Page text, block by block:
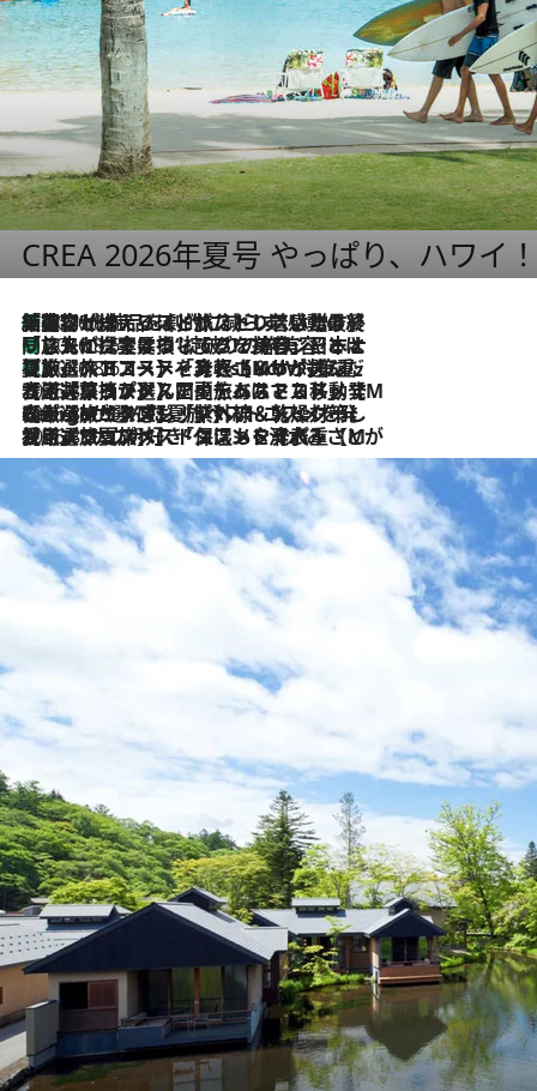
CREA 2026年夏号 やっぱり、ハワイ
2026.8.6
「荷物が増えるほど旅ストレスは増す」美容ジャーナリストがたどり着いた最終結論。“化粧品を劇的に減らす”感動の凝縮美容とは
2026.8.6
「旅先には金髪ウィッグを持参」日本と同じメイクでは損してる!? 美容ジャーナリストが提案する“掟破りの旅美容”とは
2026.8.6
【厳選旅コスメ】「身軽さ＆UV対策重視！」ヘアアーティストshucoが選んだ夏旅ベストコスメを発表【Mサイズジップ】
2026.8.5
【厳選旅コスメ】国内をあちこち移動する河井菜摘が選んだ夏旅ベストコスメ発表！「リラックスアイテムはマスト」【Mサイズジップ】
2026.8.4
【厳選旅コスメ】「紫外線＆乾燥対策しながらメイク感も！」ヘア＆メイクGeorgeが選んだ夏旅ベストコスメを発表！【Mサイズジップ】
2026.8.3
【厳選旅コスメ】「保湿もタイパ重視！」“サウナ好き”タレント清水みさとが愛用する夏旅ベストコスメを発表！【Mサイズジップ】